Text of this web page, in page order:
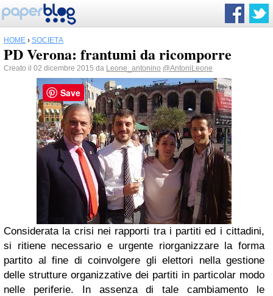
HOME › SOCIETÀ
PD Verona: frantumi da ricomporre
Creato il 02 dicembre 2015 da Leone_antonino @AntoniLeone
Considerata la crisi nei rapporti tra i partiti ed i cittadini,
si ritiene necessario e urgente riorganizzare la forma
partito al fine di coinvolgere gli elettori nella gestione
delle strutture organizzative dei partiti in particolar modo
nelle periferie. In assenza di tale cambiamento le
Save